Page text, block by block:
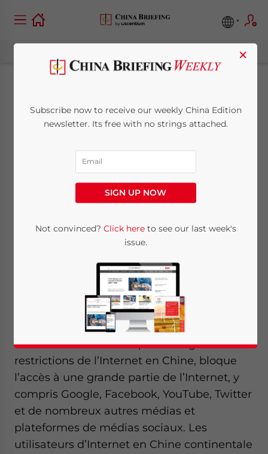
Pourquoi les RH
devraient se soucier
de l’utilisation de
VPN en Chine
Reading Time: 6 minutes
Shumeng Zhang
Grand Pare-feu
», le terme
communément utilisé pour désigner les
restrictions de l’Internet en Chine, bloque
l’accès à une grande partie de l’Internet, y
compris Google, Facebook, YouTube, Twitter
et de nombreux autres médias et
plateformes de médias sociaux. Les
utilisateurs d’Internet en Chine continentale
×
Subscribe now to receive our weekly China Edition
newsletter. Its free with no strings attached.
SIGN UP NOW
Not convinced? Click hereto see our last week's
issue.